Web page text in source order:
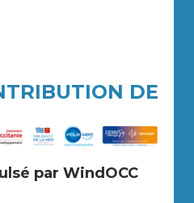
DE
par WindOCC